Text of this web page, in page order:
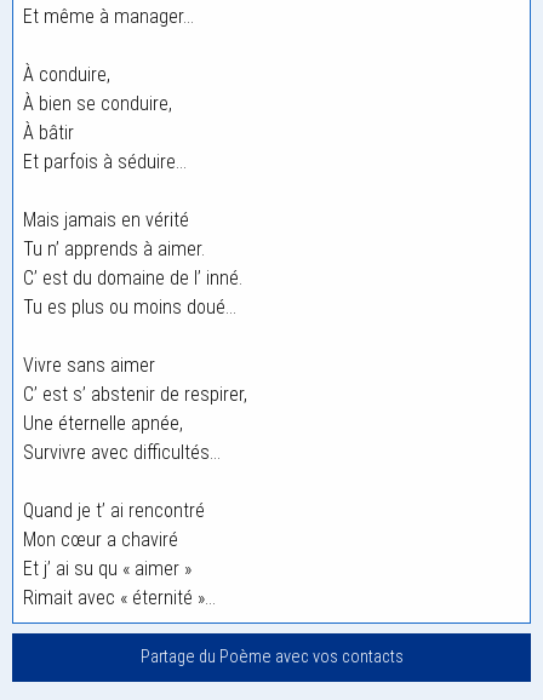
Et même à manager…
À conduire,
À bien se conduire,
À bâtir
Et parfois à séduire…
Mais jamais en vérité
Tu n’ apprends à aimer.
C’ est du domaine de l’ inné.
Tu es plus ou moins doué…
Vivre sans aimer
C’ est s’ abstenir de respirer,
Une éternelle apnée,
Survivre avec difficultés…
Quand je t’ ai rencontré
Mon cœur a chaviré
Et j’ ai su qu « aimer »
Rimait avec « éternité »…
Partage du Poème avec vos contacts